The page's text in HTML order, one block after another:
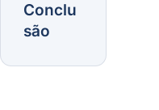
Conclu
são